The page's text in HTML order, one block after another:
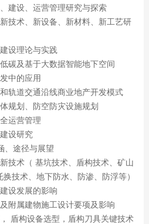
建设、运营管理研究与探索
技术、新设备、新材料、新工艺研
设理论与实践
碳及基于大数据智能地下空间
中的应用
轨道交通沿线商业地产开发模式
规划、防空防灾设施规划
运营管理
设研究
、途径与展望
技术（ 基坑技术、盾构技术、矿山
技术、地下防水、防渗、防浮等）
设发展的影响
附属建物施工设计要项及影响
盾构设备选型，盾构刀具关键技术